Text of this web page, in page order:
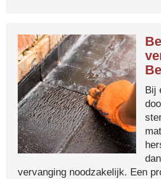
Bij
vervanging noodzakelijk. Een